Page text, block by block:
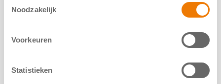
Noodzakelijk
Voorkeuren
Statistieken
Nog geen CFTR-modulator?
Artikelen over CF